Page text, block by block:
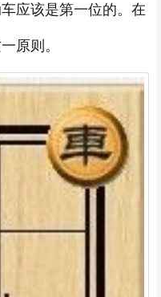
应该是第一位的。在
原则。